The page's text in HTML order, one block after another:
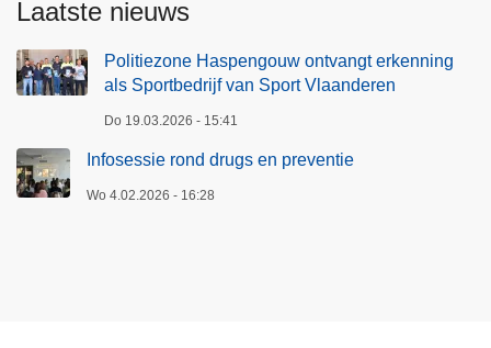
Laatste nieuws
Politiezone Haspengouw ontvangt erkenning
als Sportbedrijf van Sport Vlaanderen
Do 19.03.2026 - 15:41
Infosessie rond drugs en preventie
Wo 4.02.2026 - 16:28